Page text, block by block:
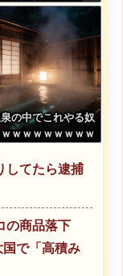
の中でこれやる奴
ｗｗｗｗｗｗｗｗ
してたら逮捕
の商品落下
国で「高積み